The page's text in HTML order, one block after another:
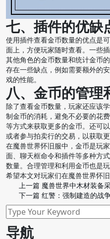
七、插件的优缺
使用插件查看金币数量的优点是
面上，方便玩家随时查看。一些
其他角色的金币数量和统计金币
存在一些缺点，例如需要额外的
戏的性能。
八、金币的管理
除了查看金币数量，玩家还应该
制金币的消耗，避免不必要的花
等方式来获取更多的金币。还可
或者参与拍卖行的交易，以获取更
在魔兽世界怀旧服中，金币是玩
面、聊天框命令和插件等多种方
数量。合理管理和利用金币也是
希望本文对玩家们在魔兽世界怀
上一篇 魔兽世界中木材装备
下一篇 红警：强制建造的战
导航